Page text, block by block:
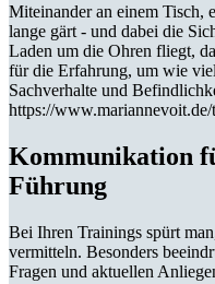
Miteinander an einem Tisch,
lange gärt - und dabei die
Laden um die Ohren fliegt,
für die Erfahrung, um wie
Sachverhalte und
https://
Kommunikation
Führung
Bei Ihren Trainings spürt
vermitteln. Besonders
Fragen und aktuellen